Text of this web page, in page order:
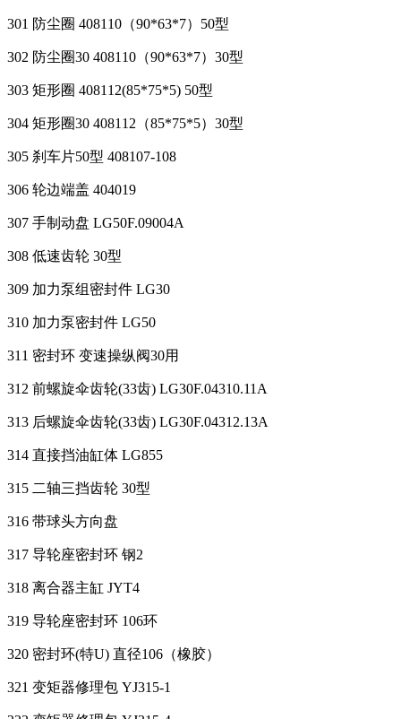
301 防尘圈 408110（90*63*7）50型
302 防尘圈30 408110（90*63*7）30型
303 矩形圈 408112(85*75*5) 50型
304 矩形圈30 408112（85*75*5）30型
305 刹车片50型 408107-108
306 轮边端盖 404019
307 手制动盘 LG50F.09004A
308 低速齿轮 30型
309 加力泵组密封件 LG30
310 加力泵密封件 LG50
311 密封环 变速操纵阀30用
312 前螺旋伞齿轮(33齿) LG30F.04310.11A
313 后螺旋伞齿轮(33齿) LG30F.04312.13A
314 直接挡油缸体 LG855
315 二轴三挡齿轮 30型
316 带球头方向盘
317 导轮座密封环 钢2
318 离合器主缸 JYT4
319 导轮座密封环 106环
320 密封环(特U) 直径106（橡胶）
321 变矩器修理包 YJ315-1